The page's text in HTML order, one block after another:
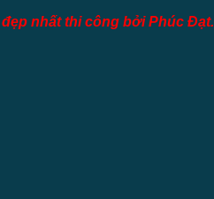
nhất thi công bởi Phúc Đạt.